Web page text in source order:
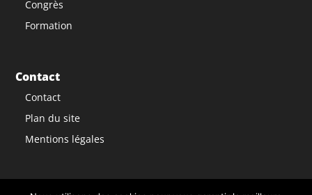
Congrès
Formation
Contact
Contact
Plan du site
Mentions légales